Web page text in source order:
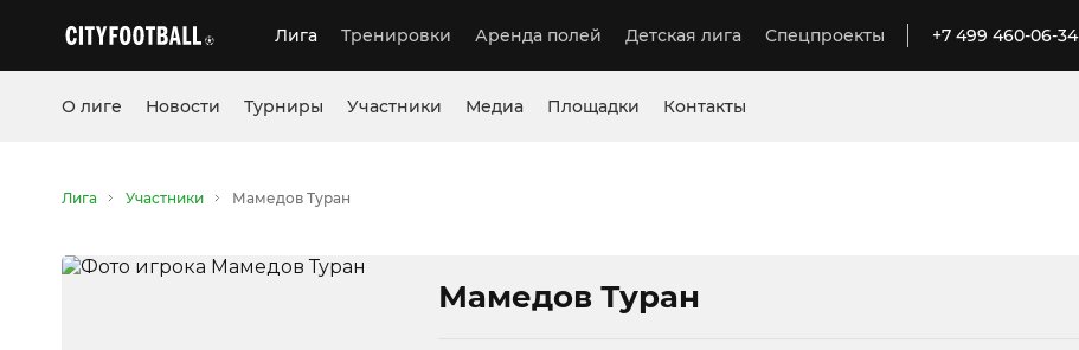
Лига Тренировки Аренда полей Детская лига Спецпроекты +7 499 460-06-34
О лиге Новости Турниры Участники Медиа Площадки Контакты
Лига Участники Мамедов Туран
Мамедов Туран